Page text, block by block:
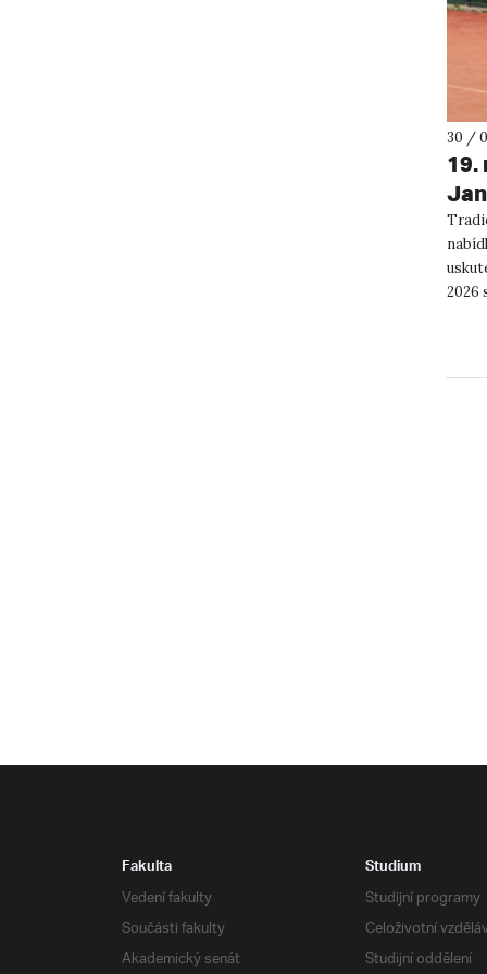
30 /
19.
2026
Fakulta
Vedení fakulty
Součásti fakulty
Akademický senát
Studium
Studijní programy
Celoživotní
Studijní oddělení